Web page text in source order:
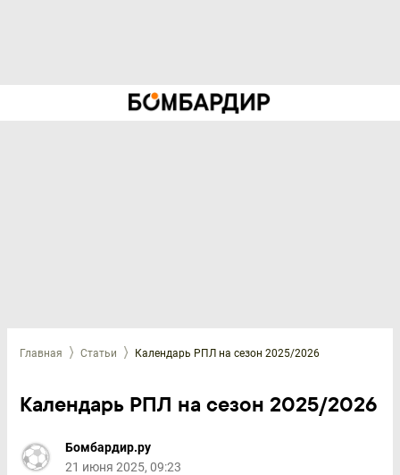
Главная Статьи Календарь РПЛ на сезон 2025/2026
Календарь РПЛ на сезон 2025/2026
Бомбардир.ру
21 июня 2025, 09:23